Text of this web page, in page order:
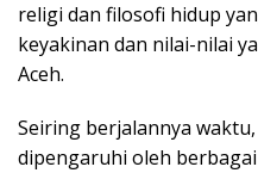
religi dan filosofi hidup
keyakinan dan nilai-nilai
Aceh.
Seiring berjalannya
dipengaruhi oleh